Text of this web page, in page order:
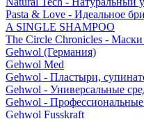
Pasta & Love - Идеальное
A SINGLE SHAMPOO
The Circle Chronicles -
Gehwol (Германия)
Gehwol Med
Gehwol - Пластыри,
Gehwol - Универсальные
Gehwol -
Gehwol Fusskraft